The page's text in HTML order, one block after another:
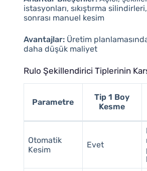
istasyonları, sıkıştırma
sonrası manuel kesim
Avantajlar:Üretim
daha düşük maliyet
Rulo Şekillendirici Tiplerinin
Parametre
Tip 1 Boy
Kesme
Otomatik
Kesim
Evet